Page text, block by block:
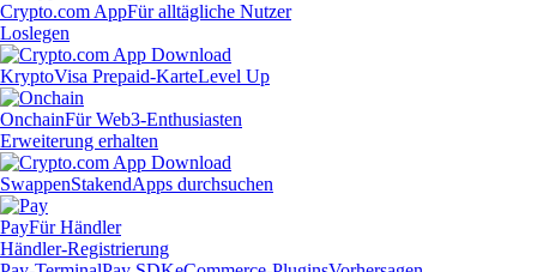
Crypto.com AppFür alltägliche Nutzer
Loslegen
KryptoVisa Prepaid-KarteLevel Up
OnchainFür Web3-Enthusiasten
Erweiterung erhalten
SwappenStakendApps durchsuchen
PayFür Händler
Händler-Registrierung